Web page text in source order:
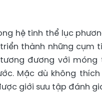
hệ tinh thể lục
thành những cụm
đương với
Mặc dù không
giới sưu tập đánh